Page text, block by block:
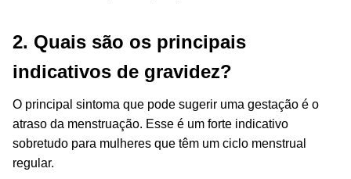
2. Quais são os principais
indicativos de gravidez?
O principal sintoma que pode sugerir uma gestação é o
atraso da menstruação. Esse é um forte indicativo
sobretudo para mulheres que têm um ciclo menstrual
regular.